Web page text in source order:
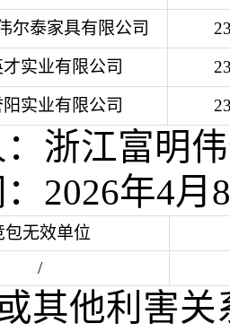
尔泰家具有限公司
实业有限公司
实业有限公司
浙江富明
2026年4月
包无效单位
/
其他利害